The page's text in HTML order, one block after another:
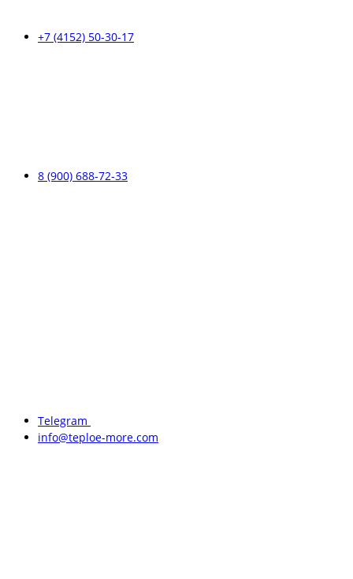
+7 (4152) 50-30-17
8 (900) 688-72-33
Telegram
info@teploe-more.com